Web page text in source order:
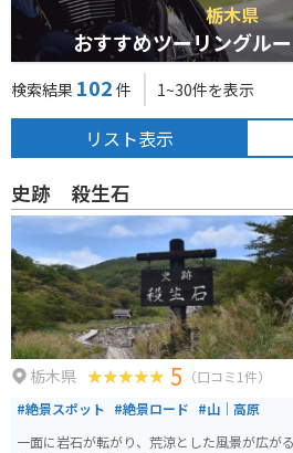
栃木県
おすすめツーリングル
検索結果 102 件 1~30件を表示
リスト表示
史跡 殺生石
栃木県 5 （口コミ1件）
#絶景スポット #絶景ロード #山｜高原
一面に岩石が転がり、荒涼とした風景が広が